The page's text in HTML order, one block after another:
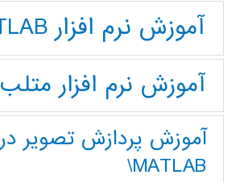
آموزش نرم افزار MATLAB
آموزش نرم افزار متلب
آموزش پردازش تصوير در
MATLAB\